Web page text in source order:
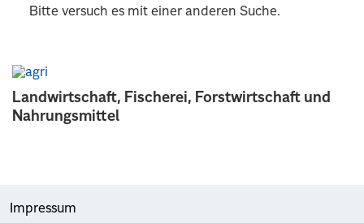
Landwirtschaft, Fischerei, Forstwirtschaft und
Nahrungsmittel
Bitte versuch es mit einer anderen Suche.
Impressum